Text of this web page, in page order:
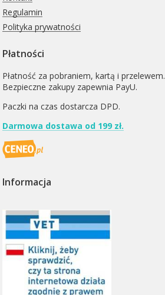
Regulamin
Polityka prywatności
Płatności
Płatność za pobraniem, kartą i przelewem.
Bezpieczne zakupy zapewnia PayU.
Paczki na czas dostarcza DPD.
Darmowa dostawa od 199 zł.
Informacja